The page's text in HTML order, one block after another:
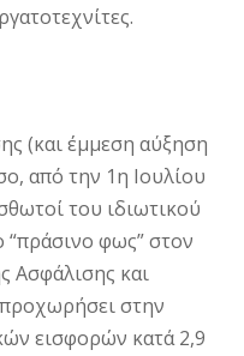
(και έμμεση αύξηση
από την 1η Ιουλίου
του ιδιωτικού
φως” στον
Ασφάλισης και
στην
εισφορών κατά 2,9